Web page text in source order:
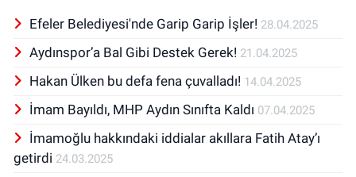
Efeler Belediyesi'nde Garip Garip İşler! 28.04.2025
Aydınspor’a Bal Gibi Destek Gerek! 21.04.2025
Hakan Ülken bu defa fena çuvalladı! 14.04.2025
İmam Bayıldı, MHP Aydın Sınıfta Kaldı 07.04.2025
İmamoğlu hakkındaki iddialar akıllara Fatih Atay’ı
getirdi 24.03.2025